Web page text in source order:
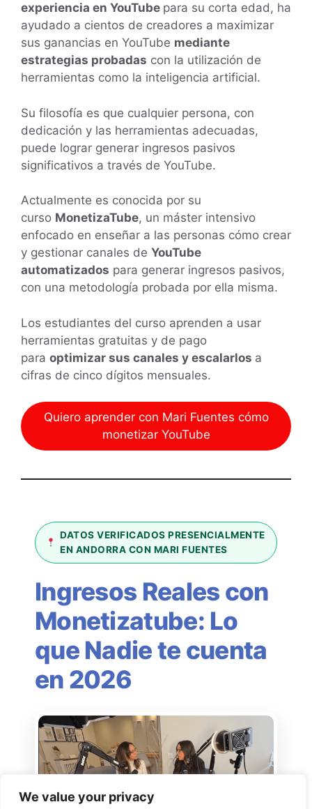
We value your privacy
experiencia en YouTube para su corta edad, ha
ayudado a cientos de creadores a maximizar
sus ganancias en YouTube mediante
estrategias probadas con la utilización de
herramientas como la inteligencia artificial.
Su filosofía es que cualquier persona, con
dedicación y las herramientas adecuadas,
puede lograr generar ingresos pasivos
significativos a través de YouTube.
Actualmente es conocida por su
curso MonetizaTube, un máster intensivo
enfocado en enseñar a las personas cómo crear
y gestionar canales de YouTube
automatizados para generar ingresos pasivos,
con una metodología probada por ella misma.
Los estudiantes del curso aprenden a usar
herramientas gratuitas y de pago
para optimizar sus canales y escalarlos a
cifras de cinco dígitos mensuales.
Quiero aprender con Mari Fuentes cómo
monetizar YouTube
DATOS VERIFICADOS PRESENCIALMENTE
EN ANDORRA CON MARI FUENTES
Ingresos Reales con
Monetizatube: Lo
que Nadie te cuenta
en 2026